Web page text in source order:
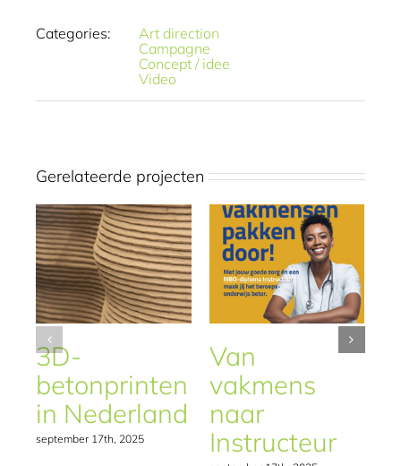
Categories:
Art direction
Campagne
Concept / idee
Video
Gerelateerde projecten
3D-
betonprinten
in Nederland
september 17th, 2025
Van
vakmens
naar
Instructeur